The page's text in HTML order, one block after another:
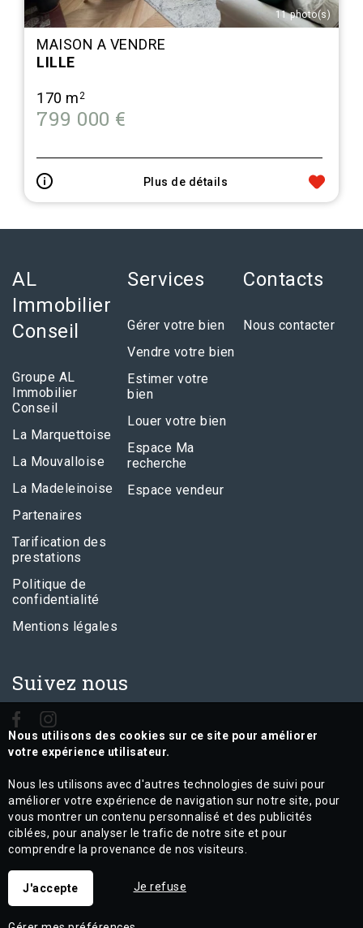
11 photo(s)
MAISON A VENDRE
LILLE
170 m2
799 000 €
Plus de détails
AL
Immobilier
Conseil
Groupe AL
Immobilier
Conseil
La Marquettoise
La Mouvalloise
La Madeleinoise
Partenaires
Tarification des
prestations
Politique de
confidentialité
Mentions légales
Services
Gérer votre bien
Vendre votre bien
Estimer votre
bien
Louer votre bien
Espace Ma
recherche
Espace vendeur
Contacts
Nous contacter
Suivez nous
Nous utilisons des cookies sur ce site pour améliorer
votre expérience utilisateur.
Nous les utilisons avec d'autres technologies de suivi pour
améliorer votre expérience de navigation sur notre site, pour
vous montrer un contenu personnalisé et des publicités
ciblées, pour analyser le trafic de notre site et pour
comprendre la provenance de nos visiteurs.
J'accepte Je refuse